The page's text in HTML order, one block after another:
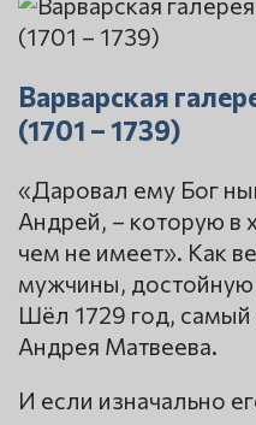
Варварская
(1701 – 1739)
«Даровал ему Бог
Андрей, – которую в
чем не имеет». Как
мужчины,
Шёл 1729 год, самый
Андрея Матвеева.
И если изначально